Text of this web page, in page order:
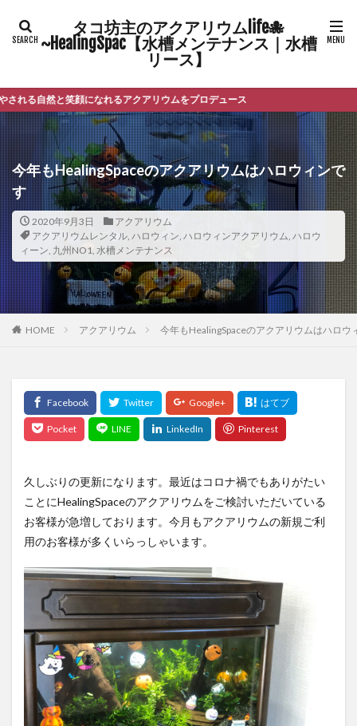
タコ坊主のアクアリウムlife🐙
~HealingSpac【水槽メンテナンス｜水槽
リース】
笑顔になれるアクアリウムをプロデュース
今年もHealingSpaceのアクアリウムはハロウィンで
す
2020年9月3日
アクアリウム
アクアリウムレンタル, ハロウィン, ハロウィンアクアリウム, ハロウ
ィーン, 九州NO1, 水槽メンテナンス
HOME アクアリウム 今年もHealingSpaceのアクアリウムはハロウ
久しぶりの更新になります。最近はコロナ禍でもありがたい
ことにHealingSpaceのアクアリウムをご検討いただいている
お客様が急増しております。今月もアクアリウムの新規ご利
用のお客様が多くいらっしゃいます。